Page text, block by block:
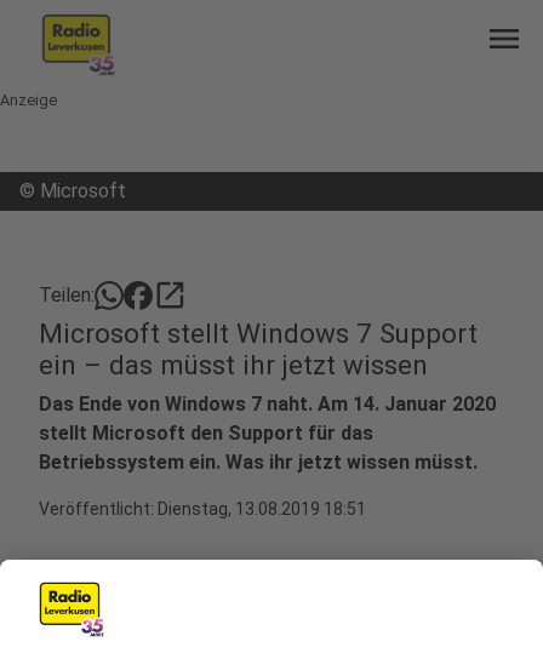
menu
Anzeige
© Microsoft
Teilen: open_in_new
Microsoft stellt Windows 7 Support
ein – das müsst ihr jetzt wissen
Das Ende von Windows 7 naht. Am 14. Januar 2020
stellt Microsoft den Support für das
Betriebssystem ein. Was ihr jetzt wissen müsst.
Veröffentlicht: Dienstag, 13.08.2019 18:51